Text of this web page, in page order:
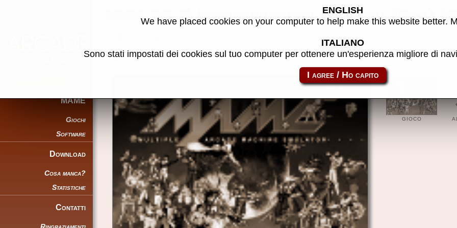
MAME
Giochi
Software
Download
Cosa manca?
Statistiche
Contatti
1001 BC A Mediterranean Odyssey (Fra)
Condividi la pagina usando questo link: cpc_flop-1001bcam
GIOCO
ENGLISH
We have placed cookies on your computer to help make this website better.
ITALIANO
Sono stati impostati dei cookies sul tuo computer per ottenere un'esperienza migliore di